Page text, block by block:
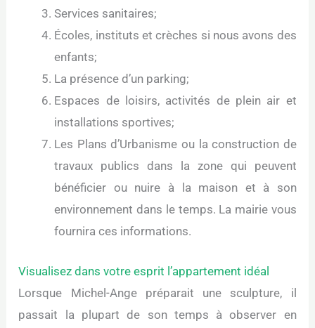
Services sanitaires;
Écoles, instituts et crèches si nous avons des
enfants;
La présence d’un parking;
Espaces de loisirs, activités de plein air et
installations sportives;
Les Plans d’Urbanisme ou la construction de
travaux publics dans la zone qui peuvent
bénéficier ou nuire à la maison et à son
environnement dans le temps. La mairie vous
fournira ces informations.
Visualisez dans votre esprit l’appartement idéal
Lorsque Michel-Ange préparait une sculpture, il
passait la plupart de son temps à observer en